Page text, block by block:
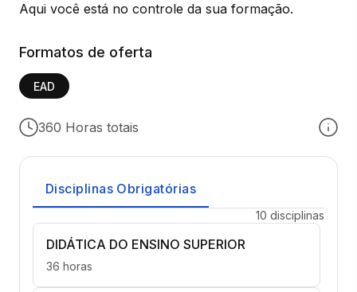
Aqui você está no controle da sua formação.
Formatos de oferta
EAD
360 Horas totais
Disciplinas Obrigatórias
10 disciplinas
DIDÁTICA DO ENSINO SUPERIOR
36 horas